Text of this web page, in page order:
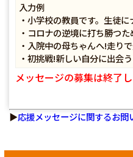
入力例
・小学校の教員です。生徒
・コロナの逆境に打ち勝つ
・入院中の母ちゃんへ!走り
・初挑戦!新しい自分に出会
メッセージの募集は終了し
▶応援メッセージに関するお問